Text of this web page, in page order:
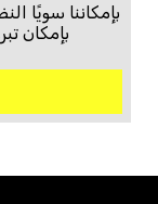
بإمكاننا سويًا
بإمكان